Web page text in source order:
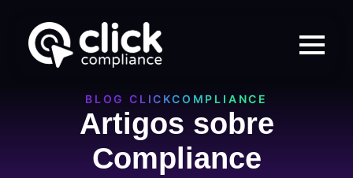
BLOG CLICKCOMPLIANCE
Artigos sobre
Compliance